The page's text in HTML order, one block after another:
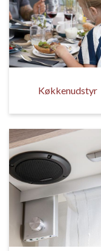
Køkkenudstyr